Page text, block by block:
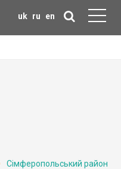
uk ru en
Сімферопольський район